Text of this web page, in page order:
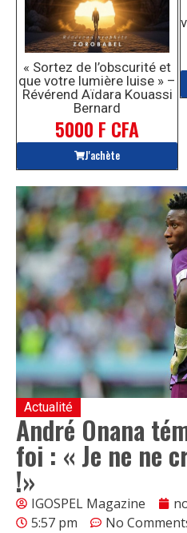
« Sortez de l’obscurité et
que votre lumière luise » –
Révérend Aïdara Kouassi
Bernard
5000 F CFA
J'achète
Actualité
André Onana
foi : « Je ne ne
!»
IGOSPEL Magazine
5:57 pm
No